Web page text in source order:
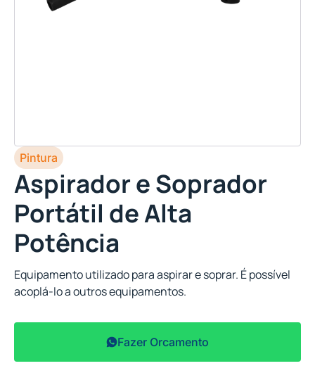
Pintura
Aspirador e Soprador
Portátil de Alta
Potência
Equipamento utilizado para aspirar e soprar. É possível
acoplá-lo a outros equipamentos.
Fazer Orcamento